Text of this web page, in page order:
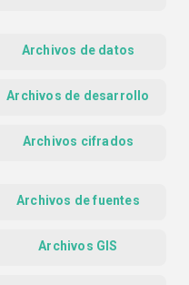
Archivos de datos
Archivos de desarrollo
Archivos cifrados
Archivos de fuentes
Archivos GIS